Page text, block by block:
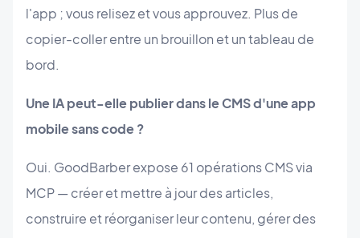
l'app ; vous relisez et vous approuvez. Plus de
copier-coller entre un brouillon et un tableau de
bord.
Une IA peut-elle publier dans le CMS d'une app
mobile sans code ?
Oui. GoodBarber expose 61 opérations CMS via
MCP — créer et mettre à jour des articles,
construire et réorganiser leur contenu, gérer des